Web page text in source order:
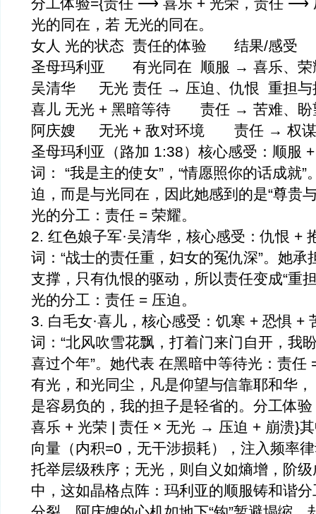
光的同在，若 无光的同在。
女人	光的状态	责任的体验	结果/感受
吴清华	无光	责任 → 压迫
圣母玛利亚（路加 1:38）核心感受：顺服
词： “我是主的使女”，“情愿照你的话成就”
迫，而是与光同在，因此她感到的是“尊贵
光的分工：责任 = 荣耀。
2. 红色娘子军·吴清华，核心感受：仇恨 +
词：“战士的责任重，妇女的冤仇深”。她承
支撑，只有仇恨的驱动，所以责任变成“重
光的分工：责任 = 压迫。
3. 白毛女·喜儿，核心感受：饥寒 + 恐惧 +
词：“北风吹雪花飘，打着门来门自开，我
喜过个年”。她代表 在黑暗中等待光：责任
有光，和光同尘，凡是仰望与信靠耶和华
是容易负的，我的担子是轻省的。分工体
喜乐 + 光荣 | 责任 × 无光 → 压迫 + 崩溃}
向量（内积=0，无干涉损耗），注入频率
托举层级秩序；无光，则自义如熵增，阶
中，这如晶格点阵：玛利亚的顺服铸和谐